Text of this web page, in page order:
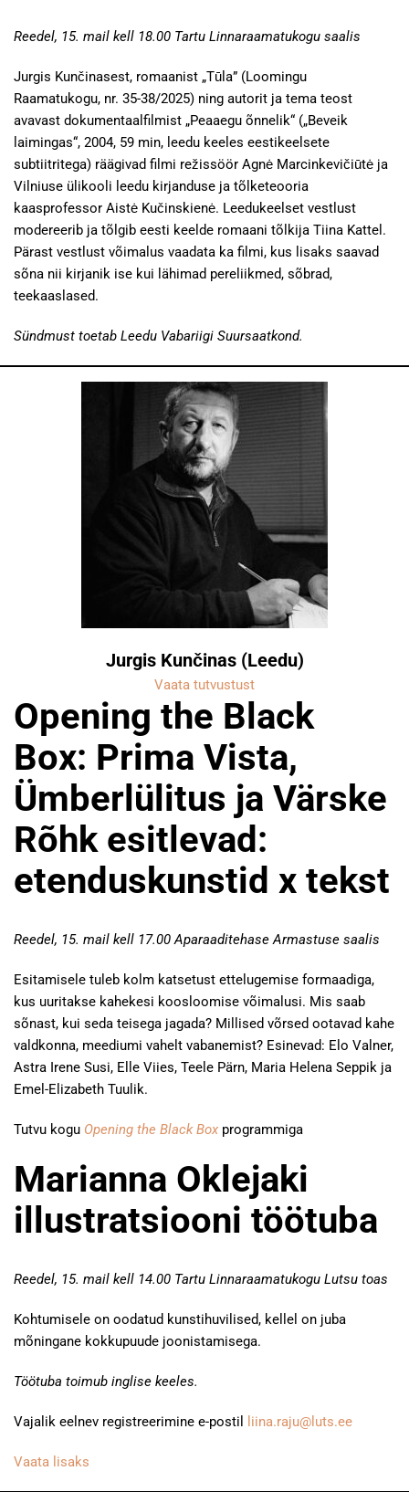
Reedel, 15. mail kell 18.00 Tartu Linnaraamatukogu saalis
Jurgis Kunčinasest, romaanist „Tūla” (Loomingu
Raamatukogu, nr. 35-38/2025) ning autorit ja tema teost
avavast dokumentaalfilmist „Peaaegu õnnelik“ („Beveik
laimingas“, 2004, 59 min, leedu keeles eestikeelsete
subtiitritega) räägivad filmi režissöör Agnė Marcinkevičiūtė ja
Vilniuse ülikooli leedu kirjanduse ja tõlketeooria
kaasprofessor Aistė Kučinskienė. Leedukeelset vestlust
modereerib ja tõlgib eesti keelde romaani tõlkija Tiina Kattel.
Pärast vestlust võimalus vaadata ka filmi, kus lisaks saavad
sõna nii kirjanik ise kui lähimad pereliikmed, sõbrad,
teekaaslased.
Sündmust toetab Leedu Vabariigi Suursaatkond.
Jurgis Kunčinas (Leedu)
Vaata tutvustust
Opening the Black
Box: Prima Vista,
Ümberlülitus ja Värske
Rõhk esitlevad:
etenduskunstid x tekst
Reedel, 15. mail kell 17.00 Aparaaditehase Armastuse saalis
Esitamisele tuleb kolm katsetust ettelugemise formaadiga,
kus uuritakse kahekesi koosloomise võimalusi. Mis saab
sõnast, kui seda teisega jagada? Millised võrsed ootavad kahe
valdkonna, meediumi vahelt vabanemist? Esinevad: Elo Valner,
Astra Irene Susi, Elle Viies, Teele Pärn, Maria Helena Seppik ja
Emel-Elizabeth Tuulik.
Tutvu kogu Opening the Black Box programmiga
Marianna Oklejaki
illustratsiooni töötuba
Reedel, 15. mail kell 14.00 Tartu Linnaraamatukogu Lutsu toas
Kohtumisele on oodatud kunstihuvilised, kellel on juba
mõningane kokkupuude joonistamisega.
Töötuba toimub inglise keeles.
Vajalik eelnev registreerimine e-postil liina.raju@luts.ee
Vaata lisaks